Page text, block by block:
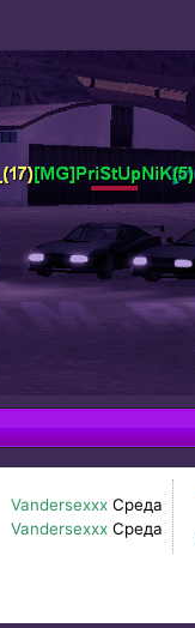
Vandersexxx Среда
Vandersexxx Среда